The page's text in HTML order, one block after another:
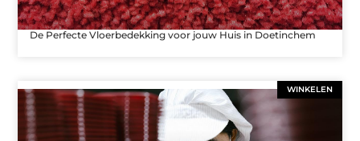
De Perfecte Vloerbedekking voor jouw Huis in Doetinchem
WINKELEN